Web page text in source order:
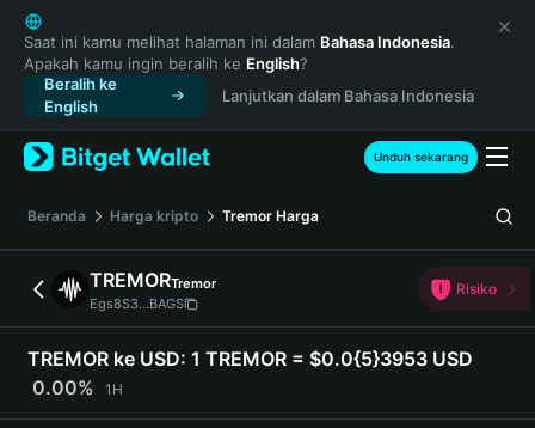
English
日本語
Tiếng Việt
Русский
Español (Latinoamérica)
Türkçe
Français
Deutsch
简体中文
繁體中文
Português (Portugal)
Bahasa Indonesia
ภาษาไทย
हिन्दी
Saat ini kamu melihat halaman ini dalam Bahasa Indonesia.
Apakah kamu ingin beralih ke English?
Beralih ke
English
Lanjutkan dalam Bahasa Indonesia
Unduh sekarang
Beranda Harga kripto Tremor Harga
TREMORTremor
Egs8S3...BAGS
Risiko
TREMOR ke USD: 1 TREMOR = $0.0{5}3953 USD
0.00%
1H